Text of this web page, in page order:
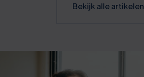
Bekijk alle artikelen